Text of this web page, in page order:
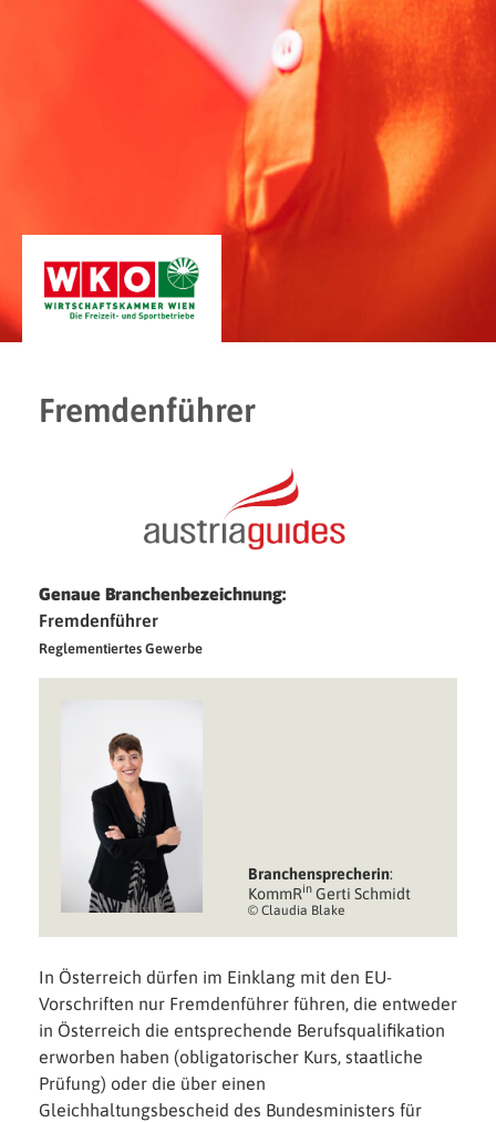
Fremdenführer
Genaue Branchenbezeichnung:
Fremdenführer
Reglementiertes Gewerbe
Branchen­sprecherin:
KommRin Gerti Schmidt
© Claudia Blake
In Österreich dürfen im Einklang mit den EU-
Vorschriften nur Fremdenführer führen, die entweder
in Österreich die entsprechende Berufsqualifikation
erworben haben (obligatorischer Kurs, staatliche
Prüfung) oder die über einen
Gleichhaltungsbescheid des Bundesministers für